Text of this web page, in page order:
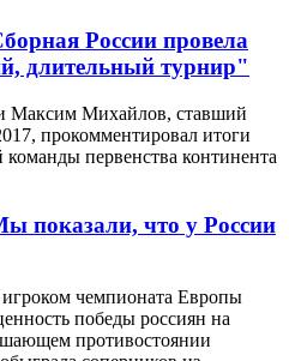
России провела
длительный турнир"
Максим Михайлов, ставший
прокомментировал итоги
первенства континента
что у России
чемпионата Европы
победы россиян на
противостоянии